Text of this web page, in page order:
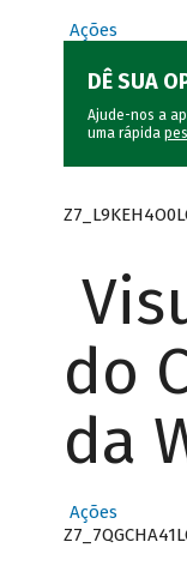
Ações
DÊ SUA
Ajude-nos a
uma rápida
do
da
Ações